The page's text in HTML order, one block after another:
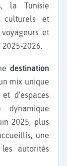
culturels et
et
2025-2026.
destination
mix unique
d’espaces
2025, plus
une
autorités